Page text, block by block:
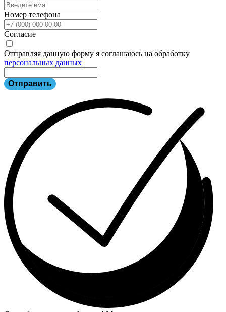
Номер телефона
Согласие
Отправляя данную форму я соглашаюсь на обработку
персональных данных
Отправить